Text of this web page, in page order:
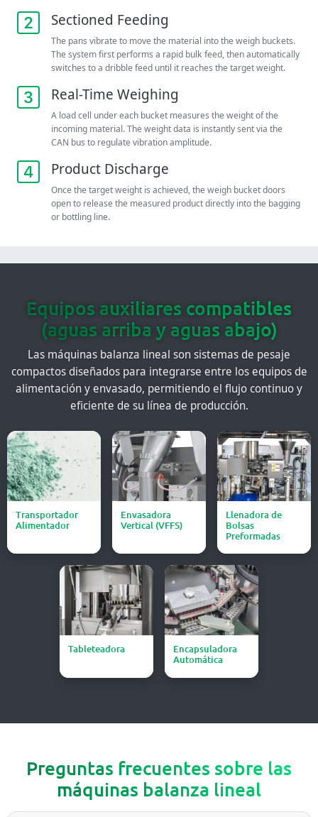
Sectioned Feeding
The pans vibrate to move the material into the weigh buckets.
The system first performs a rapid bulk feed, then automatically
switches to a dribble feed until it reaches the target weight.
Real-Time Weighing
A load cell under each bucket measures the weight of the
incoming material. The weight data is instantly sent via the
CAN bus to regulate vibration amplitude.
Product Discharge
Once the target weight is achieved, the weigh bucket doors
open to release the measured product directly into the bagging
or bottling line.
Equipos auxiliares compatibles
(aguas arriba y aguas abajo)
Las máquinas balanza lineal son sistemas de pesaje
compactos diseñados para integrarse entre los equipos de
alimentación y envasado, permitiendo el flujo continuo y
eficiente de su línea de producción.
Transportador
Alimentador
Envasadora
Vertical (VFFS)
Llenadora de
Bolsas
Preformadas
Tableteadora
Encapsuladora
Automática
Preguntas frecuentes sobre las
máquinas balanza lineal